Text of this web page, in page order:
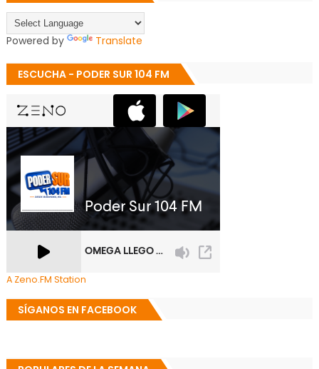
Powered by Translate
ESCUCHA - PODER SUR 104 FM
A Zeno.FM Station
SÍGANOS EN FACEBOOK